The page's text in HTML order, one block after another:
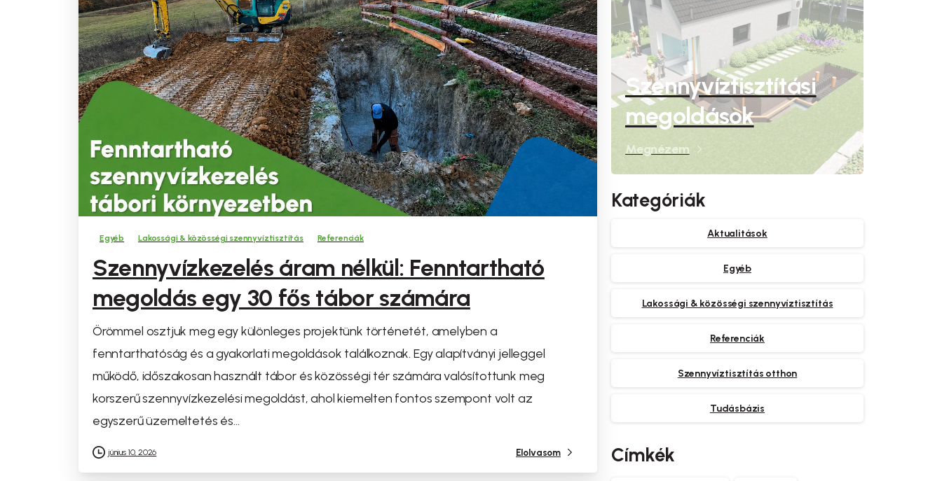
Egyéb Lakossági & közösségi szennyvíztisztítás Referenciák
Szennyvízkezelés áram nélkül: Fenntartható
megoldás egy 30 fős tábor számára
Örömmel osztjuk meg egy különleges projektünk történetét, amelyben a
fenntarthatóság és a gyakorlati megoldások találkoznak. Egy alapítványi jelleggel
működő, időszakosan használt tábor és közösségi tér számára valósítottunk meg
korszerű szennyvízkezelési megoldást, ahol kiemelten fontos szempont volt az
egyszerű üzemeltetés és...
június 10, 2026 Elolvasom
Szennyvíztisztítási
megoldások
Megnézem
Kategóriák
Aktualitások
Egyéb
Lakossági & közösségi szennyvíztisztítás
Referenciák
Szennyvíztisztítás otthon
Tudásbázis
Címkék